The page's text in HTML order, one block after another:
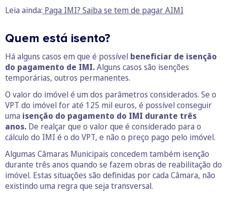
Leia ainda: Paga IMI? Saiba se tem de pagar AIMI
Quem está isento?
Há alguns casos em que é possível beneficiar de isenção
do pagamento de IMI.Alguns casos são isenções
temporárias, outros permanentes.
O valor do imóvel é um dos parâmetros considerados. Se o
VPT do imóvel for até 125 mil euros, é possível conseguir
uma isenção do pagamento do IMI durante três
anos. De realçar que o valor que é considerado para o
cálculo do IMI é o do VPT, e não o preço pago pelo imóvel.
Algumas Câmaras Municipais concedem também isenção
durante três anos quando se fazem obras de reabilitação do
imóvel. Estas situações são definidas por cada Câmara, não
existindo uma regra que seja transversal.